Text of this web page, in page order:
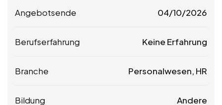
Angebotsende 04/10/2026
Berufserfahrung Keine Erfahrung
Branche Personalwesen, HR
Bildung Andere